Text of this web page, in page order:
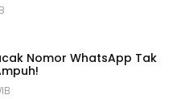
Nomor WhatsApp Tak